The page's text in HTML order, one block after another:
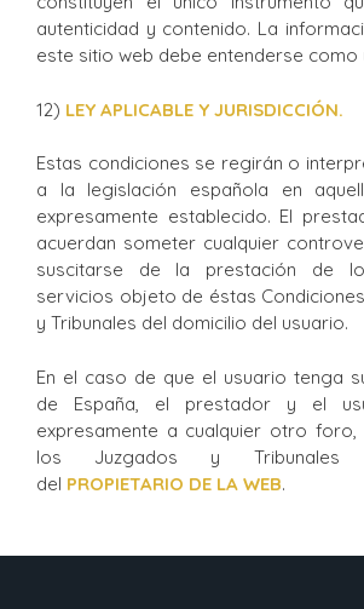
autenticidad y contenido. La
este sitio web debe entenderse como
12) LEY APLICABLE Y JURISDICCIÓN.
Estas condiciones se regirán o
a la legislación española en
expresamente establecido. El
acuerdan someter cualquier
suscitarse de la prestación de
servicios objeto de éstas
y Tribunales del domicilio del usuario.
En el caso de que el usuario tenga
de España, el prestador y el
expresamente a cualquier otro foro,
los Juzgados y Tribunales
del PROPIETARIO DE LA WEB.